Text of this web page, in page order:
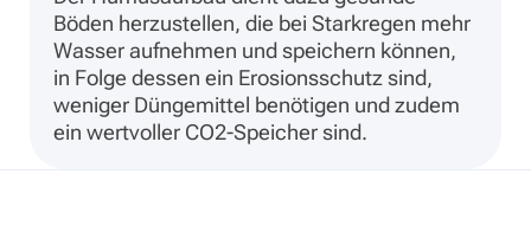
Böden herzustellen, die bei Starkregen mehr
Wasser aufnehmen und speichern können,
in Folge dessen ein Erosionsschutz sind,
weniger Düngemittel benötigen und zudem
ein wertvoller CO2-Speicher sind.